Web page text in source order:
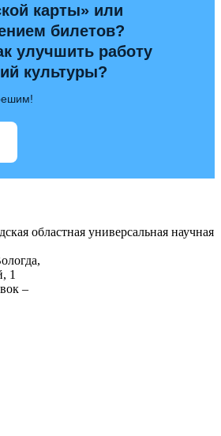
карты» или
билетов?
улучшить работу
культуры?
областная универсальная научная
1
–